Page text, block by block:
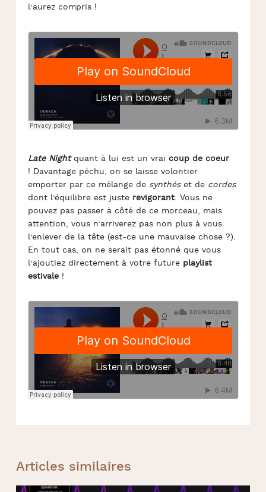
l’aurez compris !
Late Nightquant à lui est un vrai coup de coeur
! Davantage péchu, on se laisse volontier
emporter par ce mélange de synthéset de cordes
dont l’équilibre est juste revigorant. Vous ne
pouvez pas passer à côté de ce morceau, mais
attention, vous n’arriverez pas non plus à vous
l’enlever de la tête (est-ce une mauvaise chose ?).
En tout cas, on ne serait pas étonné que vous
l’ajoutiez directement à votre future playlist
estivale!
Articles similaires